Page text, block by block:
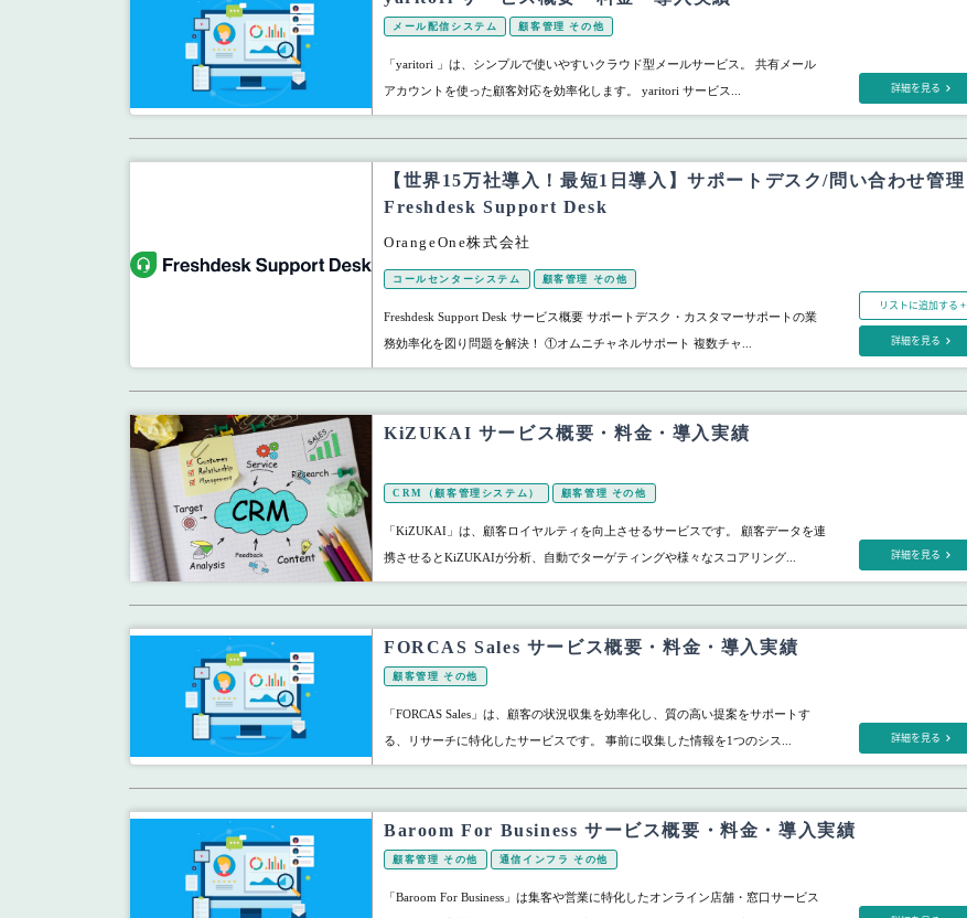
メール配信システム 顧客管理 その他
「yaritori 」は、シンプルで使いやすいクラウド型メールサービス。 共有メール
アカウントを使った顧客対応を効率化します。 yaritori サービス...
詳細を見る
【世界15万社導入！最短1日導入】サポートデスク/問い合わせ管理
Freshdesk Support Desk
OrangeOne株式会社
コールセンターシステム 顧客管理 その他
Freshdesk Support Desk サービス概要 サポートデスク・カスタマーサポートの業
務効率化を図り問題を解決！ ①オムニチャネルサポート 複数チャ...
リストに追加する +
詳細を見る
KiZUKAI サービス概要・料金・導入実績
CRM（顧客管理システム） 顧客管理 その他
「KiZUKAI」は、顧客ロイヤルティを向上させるサービスです。 顧客データを連
携させるとKiZUKAIが分析、自動でターゲティングや様々なスコアリング...
詳細を見る
FORCAS Sales サービス概要・料金・導入実績
顧客管理 その他
「FORCAS Sales」は、顧客の状況収集を効率化し、質の高い提案をサポートす
る、リサーチに特化したサービスです。 事前に収集した情報を1つのシス...
詳細を見る
Baroom For Business サービス概要・料金・導入実績
顧客管理 その他 通信インフラ その他
「Baroom For Business」は集客や営業に特化したオンライン店舗・窓口サービス